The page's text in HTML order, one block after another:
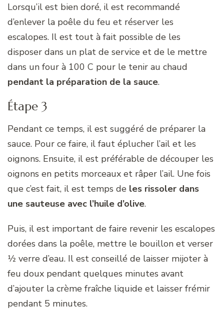
Lorsqu’il est bien doré, il est recommandé
d’enlever la poêle du feu et réserver les
escalopes. Il est tout à fait possible de les
disposer dans un plat de service et de le mettre
dans un four à 100 C pour le tenir au chaud
pendant la préparation de la sauce.
Étape 3
Pendant ce temps, il est suggéré de préparer la
sauce. Pour ce faire, il faut éplucher l’ail et les
oignons. Ensuite, il est préférable de découper les
oignons en petits morceaux et râper l’ail. Une fois
que c’est fait, il est temps de les rissoler dans
une sauteuse avec l’huile d’olive.
Puis, il est important de faire revenir les escalopes
dorées dans la poêle, mettre le bouillon et verser
1⁄2 verre d’eau. Il est conseillé de laisser mijoter à
feu doux pendant quelques minutes avant
d’ajouter la crème fraîche liquide et laisser frémir
pendant 5 minutes.